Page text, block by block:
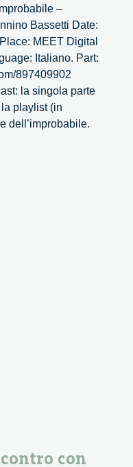
–
Bassetti Date:
MEET Digital
Italiano. Part:
897409902
la singola parte
playlist (in
dell’improbabile.
con